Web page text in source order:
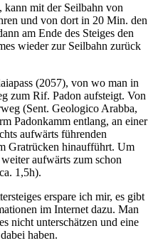
kann mit der Seilbahn von
und von dort in 20 Min. den
am Ende des Steiges den
wieder zur Seilbahn zurück
(2057), von wo man in
zum Rif. Padon aufsteigt. Von
(Sent. Geologico Arabba,
Padonkamm entlang, an einer
aufwärts führenden
Gratrücken hinaufführt. Um
aufwärts zum schon
1,5h).
erspare ich mir, es gibt
im Internet dazu. Man
nicht unterschätzen und eine
haben.